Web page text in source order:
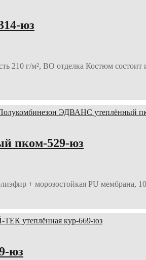
юз
210 г/м², ВО отделка Костюм
пком-529-юз
+ морозостойкая PU
юз